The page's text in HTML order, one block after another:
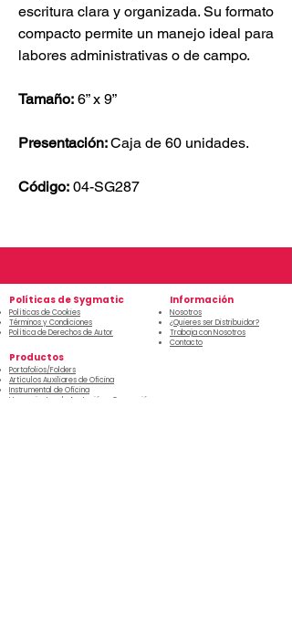
escritura clara y organizada. Su formato
compacto permite un manejo ideal para
labores administrativas o de campo.
Tamaño: 6” x 9”
Presentación:Caja de 60 unidades.
Código: 04-SG287
Políticas de Sygmatic
Políticas de Cookies
Términos y Condiciones
Política de Derechos de Autor
Información
Nosotros
¿Quieres ser Distribuidor?
Trabaja con Nosotros
Contacto
Productos
Portafolios/Folders
Artículos Auxiliares de Oficina
Instrumental de Oficina
Herramientas de Anotación y Corrección